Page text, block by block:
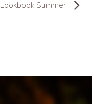
Lookbook Summer